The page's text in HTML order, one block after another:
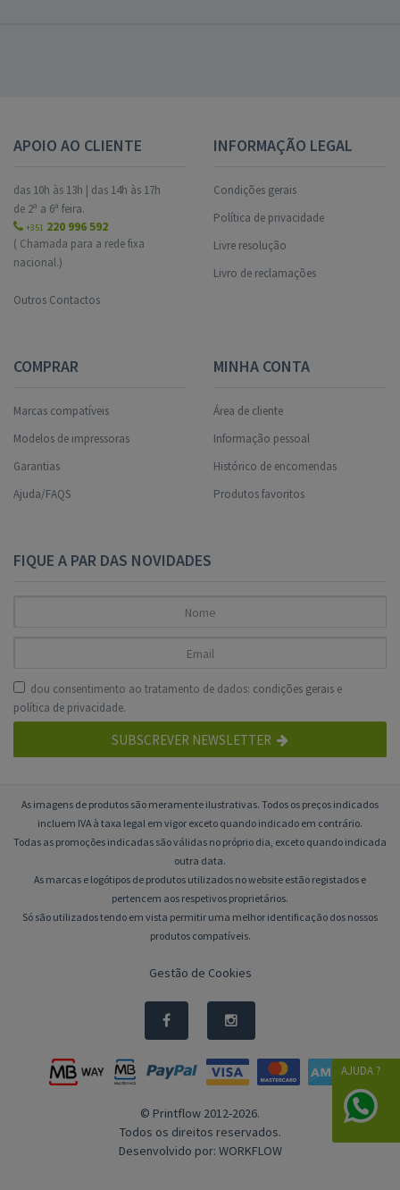
APOIO AO CLIENTE
das 10h às 13h | das 14h às 17h
de 2ª a 6ª feira.
+351 220 996 592
( Chamada para a rede fixa
nacional.)
Outros Contactos
INFORMAÇÃO LEGAL
Condições gerais
Política de privacidade
Livre resolução
Livro de reclamações
COMPRAR
Marcas compatíveis
Modelos de impressoras
Garantias
Ajuda/FAQS
MINHA CONTA
Área de cliente
Informação pessoal
Histórico de encomendas
Produtos favoritos
FIQUE A PAR DAS NOVIDADES
dou consentimento ao tratamento de dados: condições gerais e
política de privacidade.
SUBSCREVER NEWSLETTER
As imagens de produtos são meramente ilustrativas. Todos os preços indicados
incluem IVA à taxa legal em vigor exceto quando indicado em contrário.
Todas as promoções indicadas são válidas no próprio dia, exceto quando indicada
outra data.
As marcas e logótipos de produtos utilizados no website estão registados e
pertencem aos respetivos proprietários.
Só são utilizados tendo em vista permitir uma melhor identificação dos nossos
produtos compatíveis.
Gestão de Cookies
© Printflow 2012-2026.
Todos os direitos reservados.
Desenvolvido por: WORKFLOW
AJUDA ?